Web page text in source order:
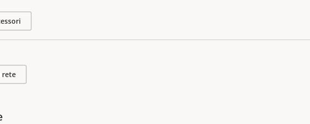
rete